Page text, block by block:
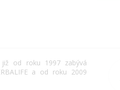
již od roku 1997 zabývá
a od roku 2009